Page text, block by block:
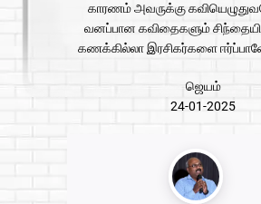
காரணம் அவருக்கு
வனப்பான கவிதைகளும்
கணக்கில்லா இரசிகர்களை
ஜெயம்
24-01-2025